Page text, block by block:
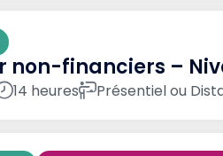
non-financiers –
14 heures Présentiel ou